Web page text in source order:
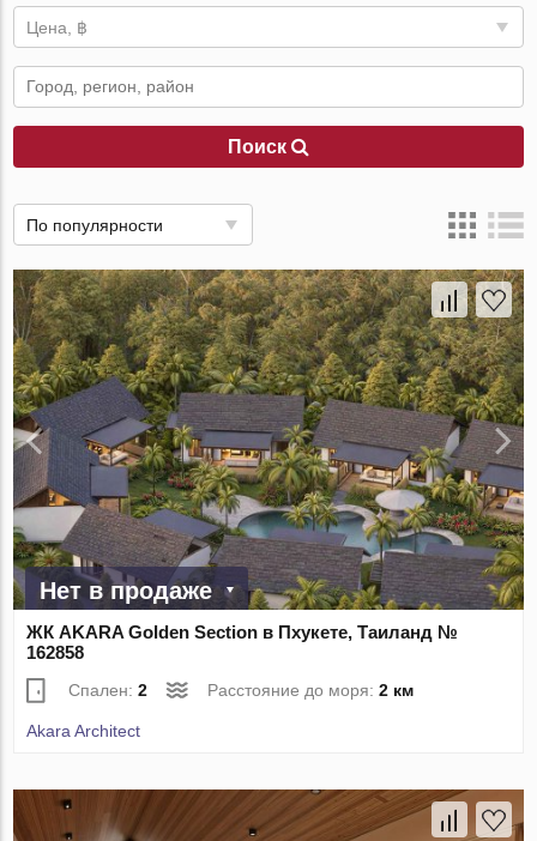
Цена, ฿
Поиск
По популярности
Нет в продаже
ЖК AKARA Golden Section в Пхукете, Таиланд №
162858
Спален:2 Расстояние до моря:2 км
Akara Architect